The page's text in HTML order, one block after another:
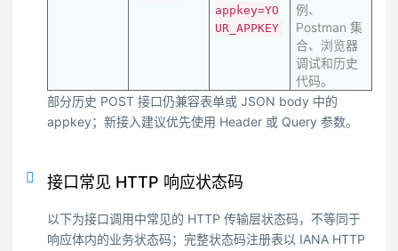
appkey=YO
UR_APPKEY
例、
Postman 集
合、浏览器
调试和历史
代码。
部分历史 POST 接口仍兼容表单或 JSON body 中的
appkey；新接入建议优先使用 Header 或 Query 参数。
接口常见 HTTP 响应状态码
以下为接口调用中常见的 HTTP 传输层状态码，不等同于
响应体内的业务状态码；完整状态码注册表以 IANA HTTP